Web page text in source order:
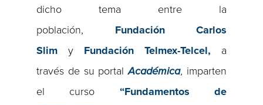
dicho tema entre la
población, Fundación Carlos
Slim y Fundación Telmex-Telcel, a
través de su portalAcadémica, imparten
el curso “Fundamentos de